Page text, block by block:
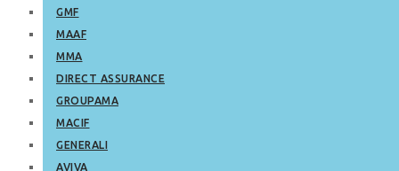
GMF
MAAF
MMA
DIRECT ASSURANCE
GROUPAMA
MACIF
GENERALI
AVIVA